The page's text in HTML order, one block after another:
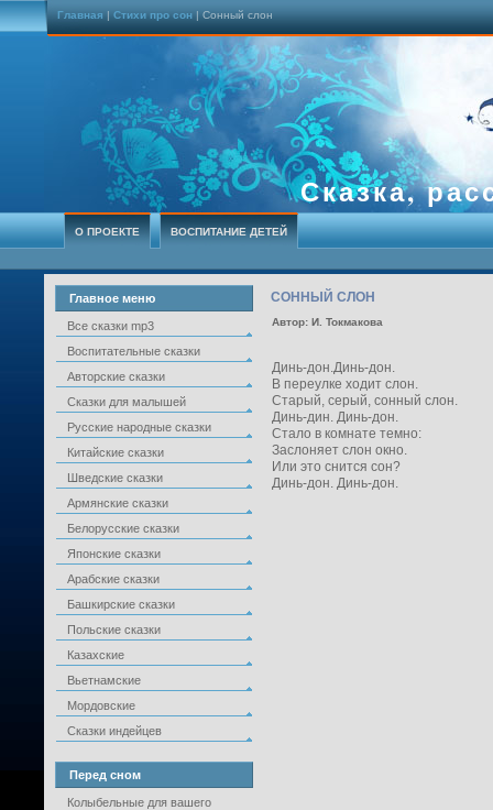
Главная | Стихи про сон | Сонный слон
Сказка,
О ПРОЕКТЕ ВОСПИТАНИЕ ДЕТЕЙ
Главное меню
Все сказки mp3
Воспитательные сказки
Авторские сказки
Сказки для малышей
Русские народные сказки
Китайские сказки
Шведские сказки
Армянские сказки
Белорусские сказки
Японские сказки
Арабские сказки
Башкирские сказки
Польские сказки
Казахские
Вьетнамские
Мордовские
Сказки индейцев
Перед сном
Колыбельные для вашего
СОННЫЙ СЛОН
Автор: И. Токмакова
Динь-дон.Динь-дон.
В переулке ходит слон.
Старый, серый, сонный слон.
Динь-дин. Динь-дон.
Стало в комнате темно:
Заслоняет слон окно.
Или это снится сон?
Динь-дон. Динь-дон.